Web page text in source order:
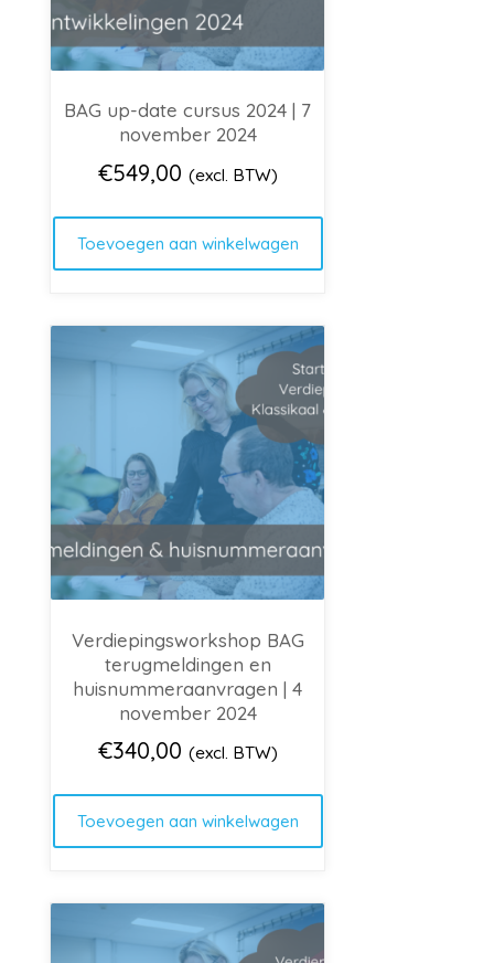
BAG up-date cursus 2024 | 7
november 2024
€549,00 (excl. BTW)
Toevoegen aan winkelwagen
Verdiepingsworkshop BAG
terugmeldingen en
huisnummeraanvragen | 4
november 2024
€340,00 (excl. BTW)
Toevoegen aan winkelwagen